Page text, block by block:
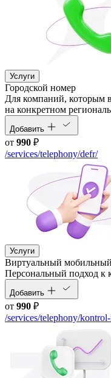
Услуги
Городской номер
Для компаний, которым
на конкретном
Добавить
от 990 ₽
/services/telephony/defr/
Услуги
Виртуальный
Персональный подход к
Добавить
от 990 ₽
/services/telephony/